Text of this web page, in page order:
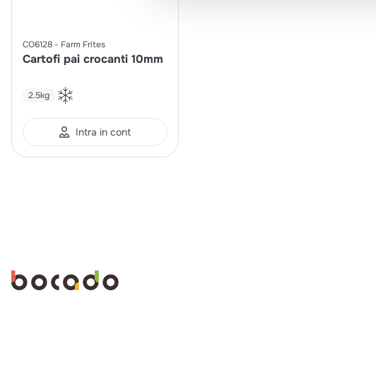
CO6128 Farm Frites
Cartofi pai crocanti 10mm
2.5kg
Intra in cont